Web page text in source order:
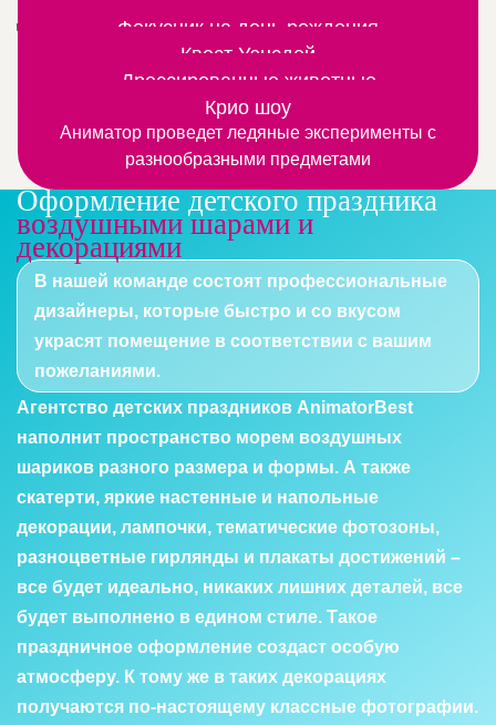
Дополнительные шоу программы
физики
Шоу роботов трансформеров постреляем из
дымовой светящейся пушки
Фокусник на день рождения
Шоу фокусов любят даже взрослые, а дети – тем
более
Квест Уэнсдей
Замечательная программа для тех, кто любят
узнавать, что-то новое и интересное
Дрессированные животные
Это веселые номера с участием четвероногих или
пернатых артистов
Крио шоу
Аниматор проведет ледяные эксперименты с
разнообразными предметами
Оформление детского праздника
воздушными шарами и
декорациями
В нашей команде состоят профессиональные
дизайнеры, которые быстро и со вкусом
украсят помещение в соответствии с вашим
пожеланиями.
Агентство детских праздников AnimatorBest
наполнит пространство морем воздушных
шариков разного размера и формы. А также
скатерти, яркие настенные и напольные
декорации, лампочки, тематические фотозоны,
разноцветные гирлянды и плакаты достижений –
все будет идеально, никаких лишних деталей, все
будет выполнено в едином стиле. Такое
праздничное оформление создаст особую
атмосферу. К тому же в таких декорациях
получаются по-настоящему классные фотографии.